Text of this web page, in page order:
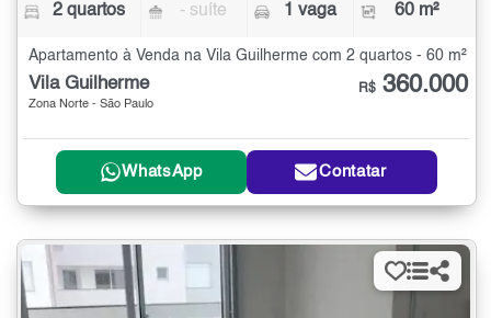
2 quartos - suíte 1 vaga 60 m²
Apartamento à Venda na Vila Guilherme com 2 quartos - 60 m²
Vila Guilherme
Zona Norte - São Paulo
R$ 360.000
WhatsApp Contatar